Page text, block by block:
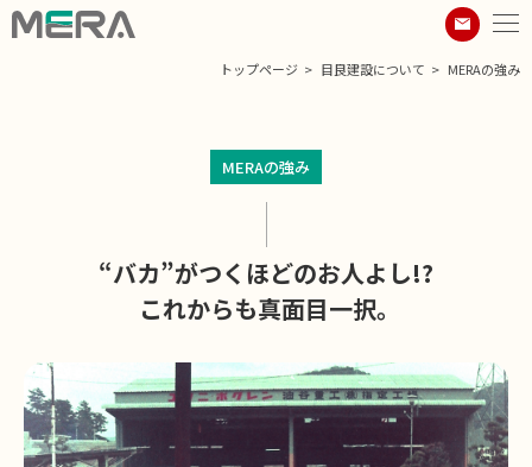
トップページ 目良建設について MERAの強み
MERAの強み
“バカ”がつくほどのお人よし!?
これからも真面目一択。